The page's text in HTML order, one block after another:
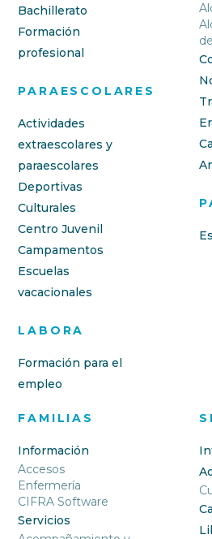
Bachillerato
Formación
profesional
PARAESCOLARES
Actividades
extraescolares y
paraescolares
Deportivas
Culturales
Centro Juvenil
Campamentos
Escuelas
vacacionales
LABORA
Formación para el
empleo
FAMILIAS
Información
Accesos
Enfermería
CIFRA Software
Servicios